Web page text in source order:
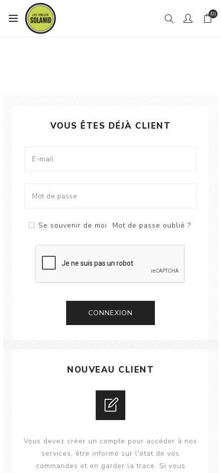
(0)
VOUS ÊTES DÉJÀ CLIENT
Se souvenir de moi Mot de passe oublié ?
CONNEXION
NOUVEAU CLIENT
Vous devez créer un compte pour accéder à nos
services, être informé sur l'état de vos
commandes et en garder la trace. Si vous